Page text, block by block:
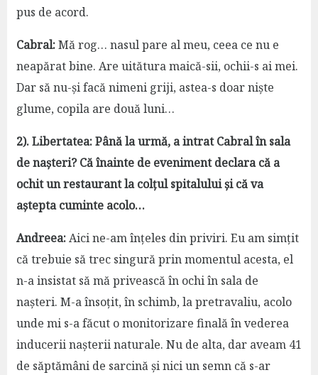
pus de acord.
Cabral:Mă rog… nasul pare al meu, ceea ce nu e
neapărat bine. Are uitătura maică-sii, ochii-s ai mei.
Dar să nu-și facă nimeni griji, astea-s doar niște
glume, copila are două luni…
2). Libertatea: Până la urmă, a intrat Cabral în sala
de nașteri? Că înainte de eveniment declara că a
ochit un restaurant la colțul spitalului și că va
aștepta cuminte acolo…
Andreea:Aici ne-am înțeles din priviri. Eu am simțit
că trebuie să trec singură prin momentul acesta, el
n-a insistat să mă privească în ochi în sala de
nașteri. M-a însoțit, în schimb, la pretravaliu, acolo
unde mi s-a făcut o monitorizare finală în vederea
inducerii nașterii naturale. Nu de alta, dar aveam 41
de săptămâni de sarcină și nici un semn că s-ar